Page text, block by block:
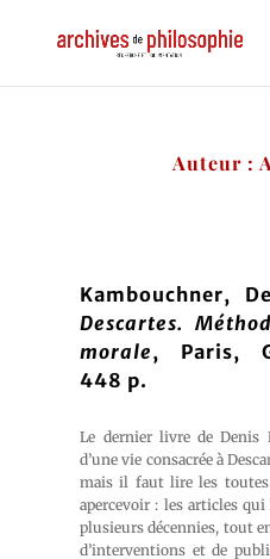
Auteur :
Kambouchner,
Descartes.
morale, Paris,
448 p.
Le dernier livre de
d’une vie consacrée à
mais il faut lire les toutes
apercevoir : les articles
plusieurs décennies, tout
d’interventions et de